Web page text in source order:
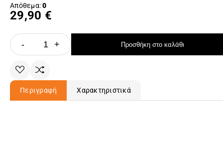
Απόθεμα:0
29,90 €
- + Προσθήκη στο καλάθι
Περιγραφή Χαρακτηριστικά